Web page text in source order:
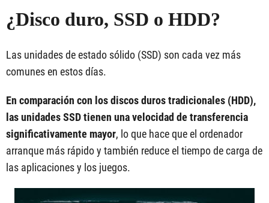
¿Disco duro, SSD o HDD?
Las unidades de estado sólido (SSD) son cada vez más
comunes en estos días.
En comparación con los discos duros tradicionales (HDD),
las unidades SSD tienen una velocidad de transferencia
significativamente mayor, lo que hace que el ordenador
arranque más rápido y también reduce el tiempo de carga de
las aplicaciones y los juegos.